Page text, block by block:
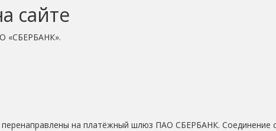
сайте
«СБЕРБАНК».
на платёжный шлюз ПАО СБЕРБАНК. Соединение